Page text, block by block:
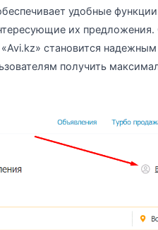
удобные
их
становится
получить